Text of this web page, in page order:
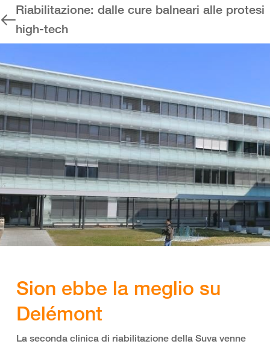
Riabilitazione: dalle cure balneari alle protesi
high-tech
Sion ebbe la meglio su
Delémont
La seconda clinica di riabilitazione della Suva venne